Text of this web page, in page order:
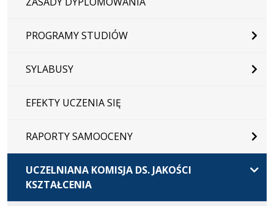
PROGRAMY STUDIÓW
SYLABUSY
EFEKTY UCZENIA SIĘ
RAPORTY SAMOOCENY
UCZELNIANA KOMISJA DS. JAKOŚCI
KSZTAŁCENIA